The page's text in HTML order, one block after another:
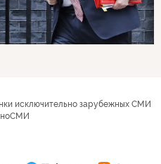
исключительно зарубежных СМИ